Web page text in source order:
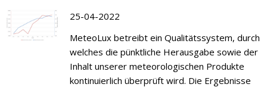
25-04-2022
MeteoLux betreibt ein Qualitätssystem, durch
welches die pünktliche Herausgabe sowie der
Inhalt unserer meteorologischen Produkte
kontinuierlich überprüft wird. Die Ergebnisse